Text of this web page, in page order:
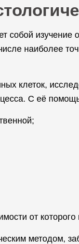
собой
наиболее
клеток,
С её
от
методом,